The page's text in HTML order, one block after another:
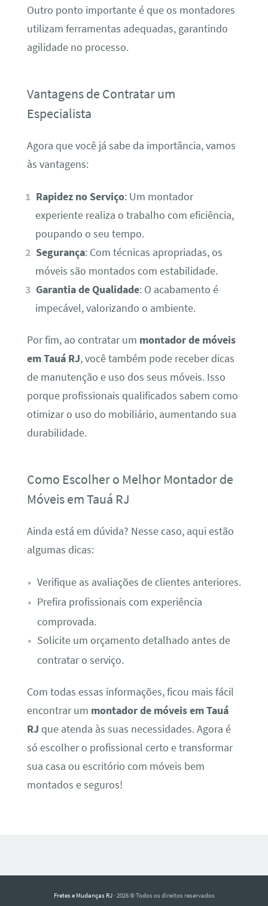
Outro ponto importante é que os montadores
utilizam ferramentas adequadas, garantindo
agilidade no processo.
Vantagens de Contratar um
Especialista
Agora que você já sabe da importância, vamos
às vantagens:
Rapidez no Serviço: Um montador
experiente realiza o trabalho com eficiência,
poupando o seu tempo.
Segurança: Com técnicas apropriadas, os
móveis são montados com estabilidade.
Garantia de Qualidade: O acabamento é
impecável, valorizando o ambiente.
Por fim, ao contratar um montador de móveis
em Tauá RJ, você também pode receber dicas
de manutenção e uso dos seus móveis. Isso
porque profissionais qualificados sabem como
otimizar o uso do mobiliário, aumentando sua
durabilidade.
Como Escolher o Melhor Montador de
Móveis em Tauá RJ
Ainda está em dúvida? Nesse caso, aqui estão
algumas dicas:
Verifique as avaliações de clientes anteriores.
Prefira profissionais com experiência
comprovada.
Solicite um orçamento detalhado antes de
contratar o serviço.
Com todas essas informações, ficou mais fácil
encontrar um montador de móveis em Tauá
RJ que atenda às suas necessidades. Agora é
só escolher o profissional certo e transformar
sua casa ou escritório com móveis bem
montados e seguros!
Fretes e Mudanças RJ· 2026 © Todos os direitos reservados